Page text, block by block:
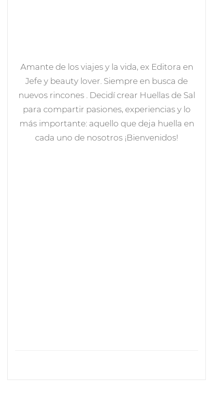
Amante de los viajes y la vida, ex Editora en
Jefe y beauty lover. Siempre en busca de
nuevos rincones . Decidí crear Huellas de Sal
para compartir pasiones, experiencias y lo
más importante: aquello que deja huella en
cada uno de nosotros ¡Bienvenidos!